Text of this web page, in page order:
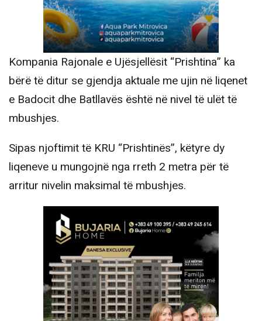
Kompania Rajonale e Ujësjellësit “Prishtina” ka
bërë të ditur se gjendja aktuale me ujin në liqenet
e Badocit dhe Batllavës është në nivel të ulët të
mbushjes.
Sipas njoftimit të KRU “Prishtinës”, këtyre dy
liqeneve u mungojnë nga rreth 2 metra për të
arritur nivelin maksimal të mbushjes.